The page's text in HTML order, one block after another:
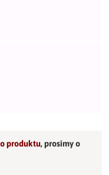
produktu,prosimy o